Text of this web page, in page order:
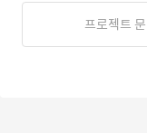
프로젝트